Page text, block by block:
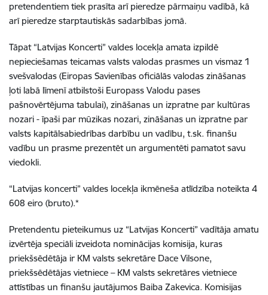
pretendentiem tiek prasīta arī pieredze pārmaiņu vadībā, kā
arī pieredze starptautiskās sadarbības jomā.
Tāpat “Latvijas Koncerti” valdes locekļa amata izpildē
nepieciešamas teicamas valsts valodas prasmes un vismaz 1
svešvalodas (Eiropas Savienības oficiālās valodas zināšanas
ļoti labā līmenī atbilstoši Europass Valodu pases
pašnovērtējuma tabulai), zināšanas un izpratne par kultūras
nozari - īpaši par mūzikas nozari, zināšanas un izpratne par
valsts kapitālsabiedrības darbību un vadību, t.sk. finanšu
vadību un prasme prezentēt un argumentēti pamatot savu
viedokli.
“Latvijas koncerti” valdes locekļa ikmēneša atlīdzība noteikta 4
608 eiro (bruto).*
Pretendentu pieteikumus uz “Latvijas Koncerti” vadītāja amatu
izvērtēja speciāli izveidota nominācijas komisija, kuras
priekšsēdētāja ir KM valsts sekretāre Dace Vilsone,
priekšsēdētājas vietniece – KM valsts sekretāres vietniece
attīstības un finanšu jautājumos Baiba Zakevica. Komisijas